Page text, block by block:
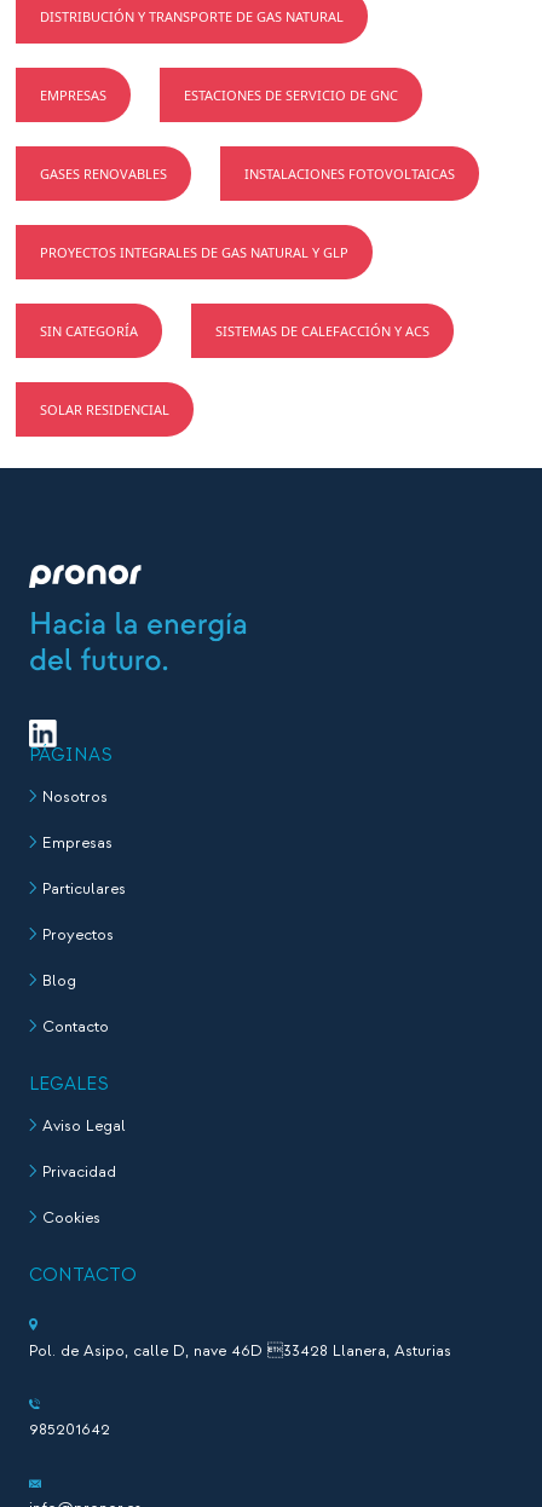
DISTRIBUCIÓN Y TRANSPORTE DE GAS NATURAL
EMPRESAS ESTACIONES DE SERVICIO DE GNC
GASES RENOVABLES INSTALACIONES FOTOVOLTAICAS
PROYECTOS INTEGRALES DE GAS NATURAL Y GLP
SIN CATEGORÍA SISTEMAS DE CALEFACCIÓN Y ACS
SOLAR RESIDENCIAL
PÁGINAS
Nosotros
Empresas
Particulares
Proyectos
Blog
Contacto
LEGALES
Aviso Legal
Privacidad
Cookies
CONTACTO
Pol. de Asipo, calle D, nave 46D 33428 Llanera, Asturias
985201642